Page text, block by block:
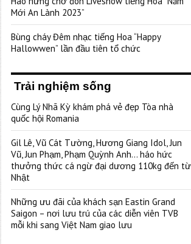
Mới An Lành 2023”
Bùng cháy Đêm nhạc tiếng Hoa “Happy
Hallowwen” lần đầu tiên tổ chức
Trải nghiệm sống
Cùng Lý Nhã Kỳ khám phá vẻ đẹp Tòa nhà
quốc hội Romania
Gil Lê, Vũ Cát Tường, Hương Giang Idol, Jun
Vũ, Jun Phạm, Phạm Quỳnh Anh… háo hức
thưởng thức cá ngừ đại dương 110kg đến từ
Nhật
Những ưu đãi của khách sạn Eastin Grand
Saigon – nơi lưu trú của các diễn viên TVB
mỗi khi sang Việt Nam giao lưu